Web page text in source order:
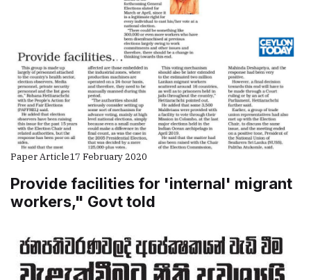
Paper Article17 February 2020
Provide facilities for 'internal' migrant
workers," Govt told